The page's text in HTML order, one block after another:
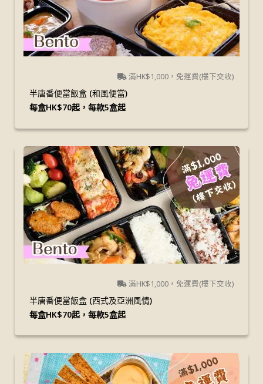
滿HK$1,000，免運費(樓下交收)
半唐番便當飯盒 (和風便當)
每盒HK$70起，每款5盒起
滿HK$1,000，免運費(樓下交收)
半唐番便當飯盒 (西式及亞洲風情)
每盒HK$70起，每款5盒起